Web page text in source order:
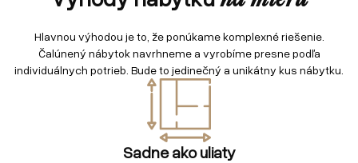
Hlavnou výhodou je to, že ponúkame komplexné riešenie.
Čalúnený nábytok navrhneme a vyrobíme presne podľa
individuálnych potrieb. Bude to jedinečný a unikátny kus nábytku.
Sadne ako uliaty